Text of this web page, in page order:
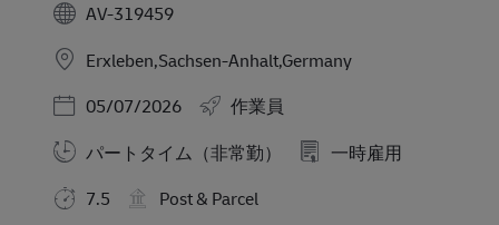
AV-319459
Erxleben,Sachsen-Anhalt,Germany
Posted Date
05/07/2026
作業員
パートタイム（非常勤）
一時雇用
7.5
Post & Parcel